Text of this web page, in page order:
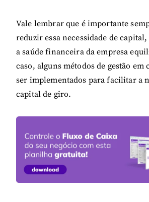
Vale lembrar que é importante
reduzir essa necessidade de
a saúde financeira da empresa
caso, alguns métodos de gestão em
ser implementados para facilitar a
capital de giro.